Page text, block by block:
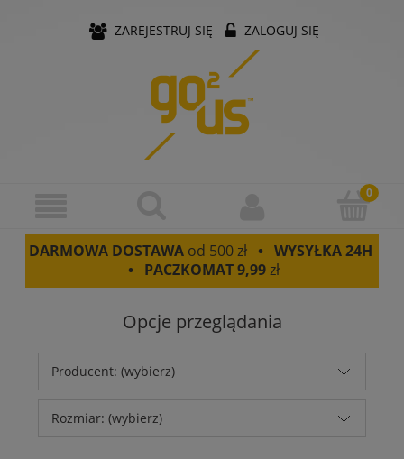
ZAREJESTRUJ SIĘ ZALOGUJ SIĘ
DARMOWA DOSTAWA od 500 zł• WYSYŁKA 24H
• PACZKOMAT9,99zł
Opcje przeglądania
Producent: (wybierz)
Rozmiar: (wybierz)